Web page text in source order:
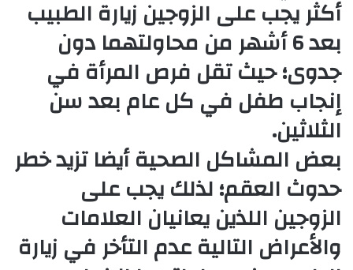
أكثر يجب على الزوجين زيارة الطبيب
بعد 6 أشهر من محاولتهما دون
جدوى؛ حيث تقل فرص المرأة في
إنجاب طفل في كل عام بعد سن
الثلاثين.
بعض المشاكل الصحية أيضا تزيد خطر
حدوث العقم؛ لذلك يجب على
الزوجين اللذين يعانيان العلامات
والأعراض التالية عدم التأخر في زيارة